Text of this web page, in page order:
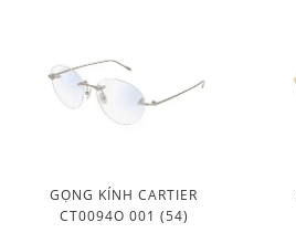
GỌNG KÍNH CARTIER
CT0094O 001 (54)